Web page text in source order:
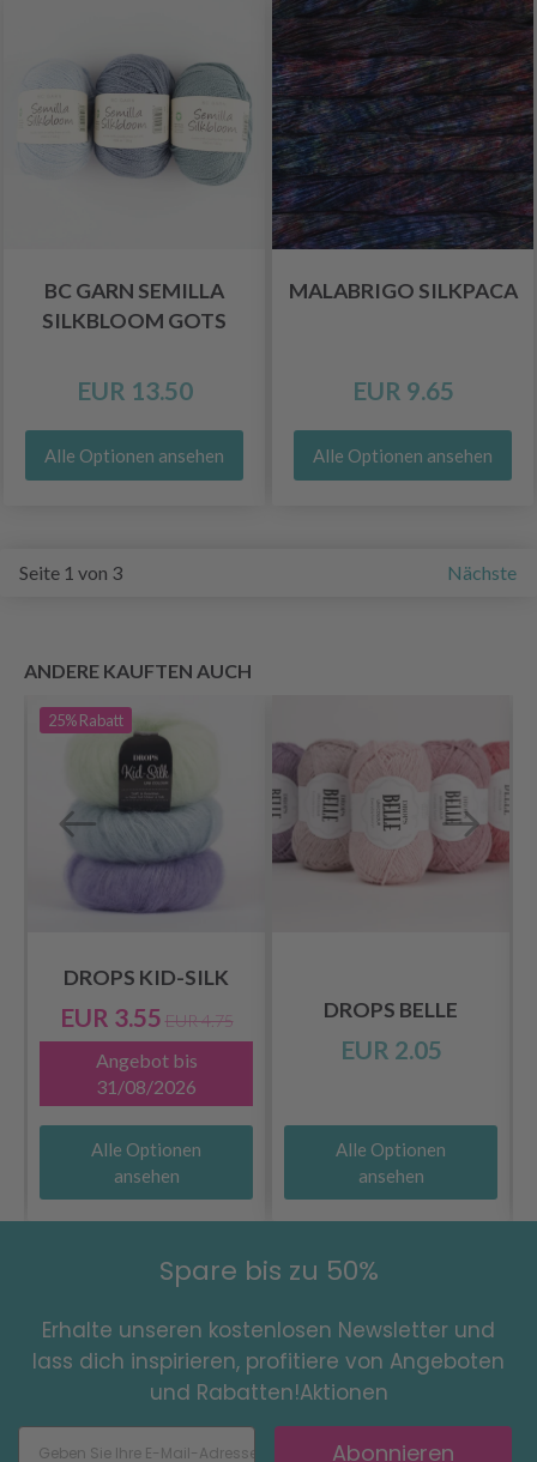
BC GARN SEMILLA
SILKBLOOM GOTS
EUR 13.50
Alle Optionen ansehen
MALABRIGO SILKPACA
EUR 9.65
Alle Optionen ansehen
Seite 1 von 3 Nächste
ANDERE KAUFTEN AUCH
25%Rabatt
DROPS KID-SILK
EUR 3.55 EUR 4.75
Angebot bis
31/08/2026
Alle Optionen
ansehen
DROPS BELLE
EUR 2.05
Alle Optionen
ansehen
Spare bis zu 50%
Erhalte unseren kostenlosen Newsletter und
lass dich inspirieren, profitiere von Angeboten
und Rabatten!Aktionen
Abonnieren